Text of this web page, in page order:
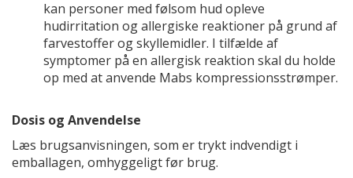
kan personer med følsom hud opleve
hudirritation og allergiske reaktioner på grund af
farvestoffer og skyllemidler. I tilfælde af
symptomer på en allergisk reaktion skal du holde
op med at anvende Mabs kompressionsstrømper.
Dosis og Anvendelse
Læs brugsanvisningen, som er trykt indvendigt i
emballagen, omhyggeligt før brug.